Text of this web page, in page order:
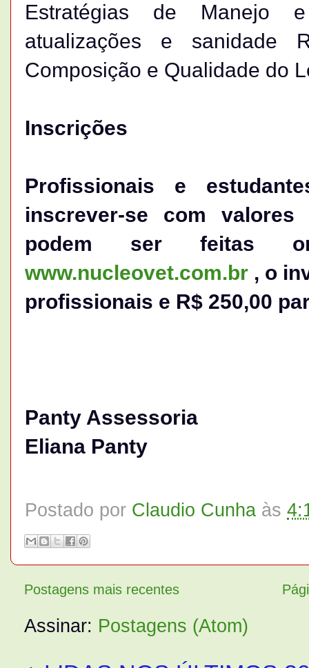
Estratégias de Manejo
atualizações e sanidade
Composição e Qualidade do
Inscrições
Profissionais e
inscrever-se com
podem ser feitas
www.nucleovet.com.br , o
profissionais e R$ 250,00
Panty Assessoria
Eliana Panty
Postado por Claudio Cunha às
Postagens mais recentes
Assinar: Postagens (Atom)